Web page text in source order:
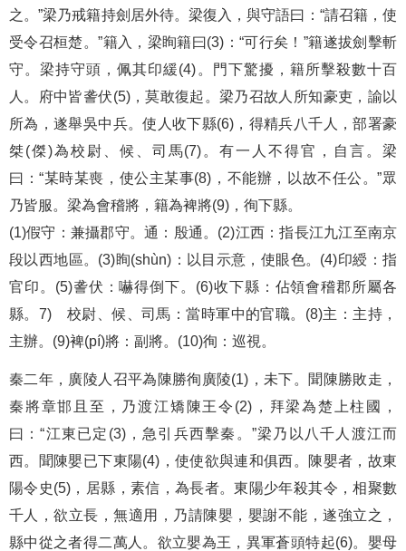
之。”梁乃戒籍持劍居外待。梁復入，與守語曰：“請召籍，使
受令召桓楚。”籍入，梁眴籍曰(3)：“可行矣！”籍遂拔劍擊斬
守。梁持守頭，佩其印緩(4)。門下驚擾，籍所擊殺數十百
人。府中皆詟伏(5)，莫敢復起。梁乃召故人所知豪吏，諭以
所為，遂舉吳中兵。使人收下縣(6)，得精兵八千人，部署豪
桀(傑)為校尉、候、司馬(7)。有一人不得官，自言。梁
曰：“某時某喪，使公主某事(8)，不能辦，以故不任公。”眾
乃皆服。梁為會稽將，籍為裨將(9)，徇下縣。
(1)假守：兼攝郡守。通：殷通。(2)江西：指長江九江至南京
段以西地區。(3)眴(shùn)：以目示意，使眼色。(4)印綬：指
官印。(5)詟伏：嚇得倒下。(6)收下縣：佔領會稽郡所屬各
縣。7) 校尉、候、司馬：當時軍中的官職。(8)主：主持，
主辦。(9)裨(pí)將：副將。(10)徇：巡視。
秦二年，廣陵人召平為陳勝徇廣陵(1)，未下。聞陳勝敗走，
秦將章邯且至，乃渡江矯陳王令(2)，拜梁為楚上柱國，
曰：“江東已定(3)，急引兵西擊秦。”梁乃以八千人渡江而
西。聞陳嬰已下東陽(4)，使使欲與連和俱西。陳嬰者，故東
陽令史(5)，居縣，素信，為長者。東陽少年殺其令，相聚數
千人，欲立長，無適用，乃請陳嬰，嬰謝不能，遂強立之，
縣中從之者得二萬人。欲立嬰為王，異軍蒼頭特起(6)。嬰母